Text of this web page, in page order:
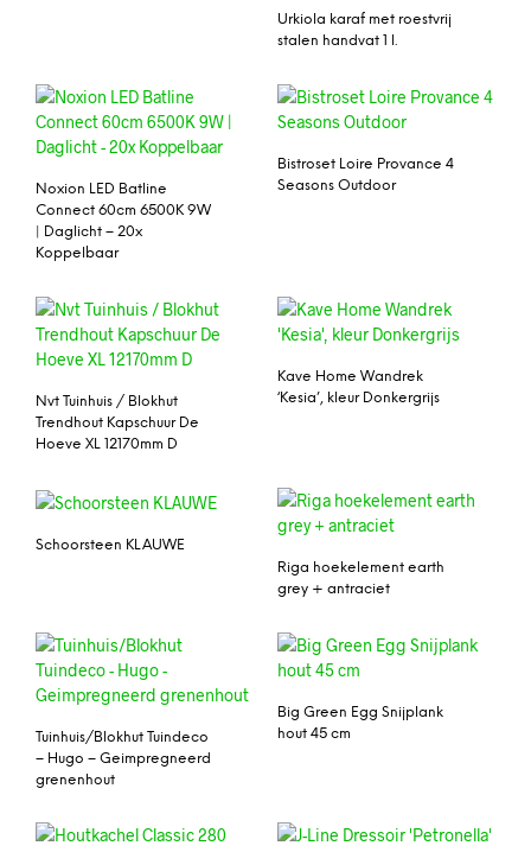
Urkiola karaf met roestvrij
stalen handvat 1 l.
Noxion LED Batline
Connect 60cm 6500K 9W
| Daglicht – 20x
Koppelbaar
Bistroset Loire Provance 4
Seasons Outdoor
Nvt Tuinhuis / Blokhut
Trendhout Kapschuur De
Hoeve XL 12170mm D
Kave Home Wandrek
‘Kesia’, kleur Donkergrijs
Schoorsteen KLAUWE
Riga hoekelement earth
grey + antraciet
Tuinhuis/Blokhut Tuindeco
– Hugo – Geimpregneerd
grenenhout
Big Green Egg Snijplank
hout 45 cm